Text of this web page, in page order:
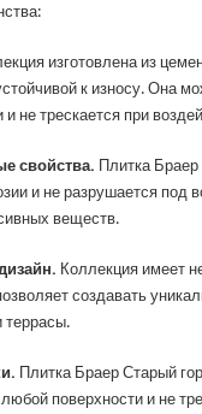
изготовлена из
к износу. Она
и не трескается при
свойства. Плитка
и не разрушается под
веществ.
Коллекция имеет
создавать
террасы.
Плитка Браер Старый
поверхности и не